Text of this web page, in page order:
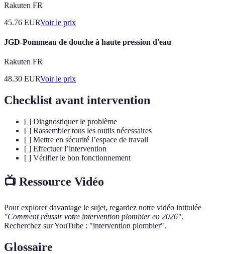
Rakuten FR
45.76 EURVoir le prix
JGD-Pommeau de douche à haute pression d'eau
Rakuten FR
48.30 EURVoir le prix
Checklist avant intervention
[ ] Diagnostiquer le problème
[ ] Rassembler tous les outils nécessaires
[ ] Mettre en sécurité l’espace de travail
[ ] Effectuer l’intervention
[ ] Vérifier le bon fonctionnement
📺 Ressource Vidéo
Pour explorer davantage le sujet, regardez notre vidéo intitulée
"Comment réussir votre intervention plombier en 2026".
Recherchez sur YouTube : "intervention plombier".
Glossaire